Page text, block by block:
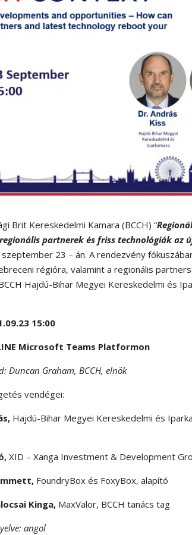
Brit Kereskedelmi Kamara (BCCH) “
partnerek és friss technológiák az
23 – án. A rendezvény
régióra, valamint a regionális
Hajdú-Bihar Megyei Kereskedelmi és
15:00
Microsoft Teams Platformon
Duncan Graham, BCCH, elnök
vendégei:
Hajdú-Bihar Megyei Kereskedelmi és
XID – Xanga Investment & Development
FoundryBox és FoxyBox, alapító
Kinga, MaxValor, BCCH tanács tag
angol